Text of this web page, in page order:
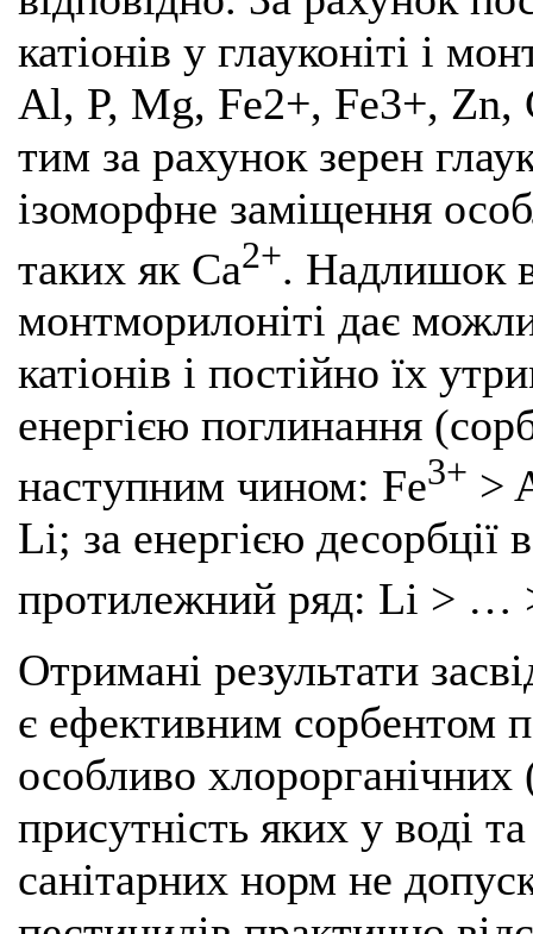
катіонів у глауконіті і
Al, P, Mg, Fe2+, Fe3+,
тим за рахунок зерен
ізоморфне заміщення
таких як Ca2+. Надлишок
монтморилоніті дає
катіонів і постійно їх
енергією поглинання
наступним чином: Fe3+ >
Li; за енергією
протилежний ряд: Li > …
Отримані результати
є ефективним сорбентом
особливо
присутність яких у воді
санітарних норм не